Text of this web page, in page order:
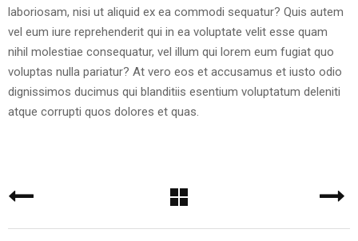
laboriosam, nisi ut aliquid ex ea commodi sequatur? Quis autem
vel eum iure reprehenderit qui in ea voluptate velit esse quam
nihil molestiae consequatur, vel illum qui lorem eum fugiat quo
voluptas nulla pariatur? At vero eos et accusamus et iusto odio
dignissimos ducimus qui blanditiis esentium voluptatum deleniti
atque corrupti quos dolores et quas.